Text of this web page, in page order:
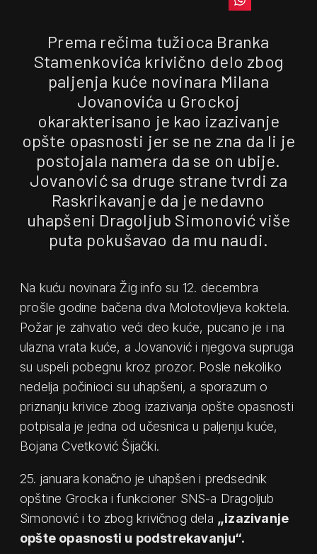
Prema rečima tužioca Branka
Stamenkovića krivično delo zbog
paljenja kuće novinara Milana
Jovanovića u Grockoj
okarakterisano je kao izazivanje
opšte opasnosti jer se ne zna da li je
postojala namera da se on ubije.
Jovanović sa druge strane tvrdi za
Raskrikavanje da je nedavno
uhapšeni Dragoljub Simonović više
puta pokušavao da mu naudi.
Na kuću novinara Žig info su 12. decembra
prošle godine bačena dva Molotovljeva koktela.
Požar je zahvatio veći deo kuće, pucano je i na
ulazna vrata kuće, a Jovanović i njegova supruga
su uspeli pobegnu kroz prozor. Posle nekoliko
nedelja počinioci su uhapšeni, a sporazum o
priznanju krivice zbog izazivanja opšte opasnosti
potpisala je jedna od učesnica u paljenju kuće,
Bojana Cvetković Šijački.
25. januara konačno je uhapšen i predsednik
opštine Grocka i funkcioner SNS-a Dragoljub
Simonović i to zbog krivičnog dela „izazivanje
opšte opasnosti u podstrekavanju“.